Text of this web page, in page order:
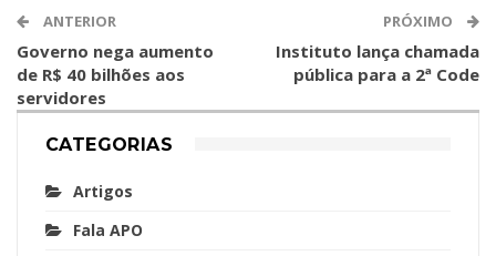
ANTERIOR
Governo nega aumento
de R$ 40 bilhões aos
servidores
PRÓXIMO
Instituto lança chamada
pública para a 2ª Code
CATEGORIAS
Artigos
Fala APO